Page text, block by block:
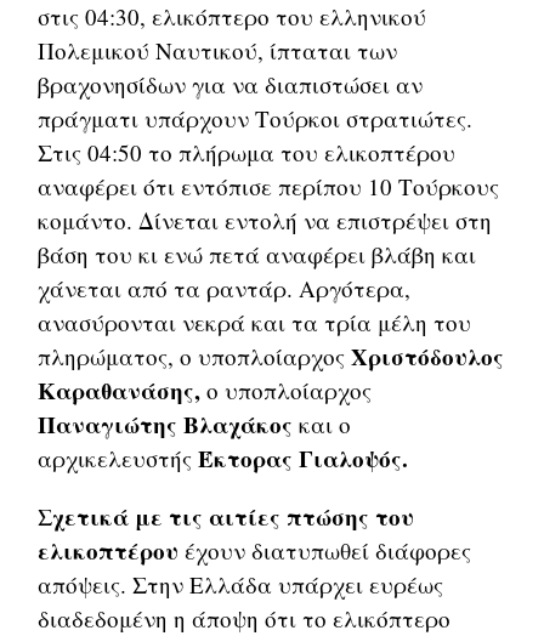
στις 04:30, ελικόπτερο του ελληνικού
Πολεμικού Ναυτικού, ίπταται των
βραχονησίδων για να διαπιστώσει αν
πράγματι υπάρχουν Τούρκοι στρατιώτες.
Στις 04:50 το πλήρωμα του ελικοπτέρου
αναφέρει ότι εντόπισε περίπου 10 Τούρκους
κομάντο. Δίνεται εντολή να επιστρέψει στη
βάση του κι ενώ πετά αναφέρει βλάβη και
χάνεται από τα ραντάρ. Αργότερα,
ανασύρονται νεκρά και τα τρία μέλη του
πληρώματος, ο υποπλοίαρχοςΧριστόδουλος
Καραθανάσης,ο υποπλοίαρχος
Παναγιώτης Βλαχάκος και ο
αρχικελευστήςΈκτορας Γιαλοψός.
Σχετικά με τις αιτίες πτώσης του
ελικοπτέρου έχουν διατυπωθεί διάφορες
απόψεις. Στην Ελλάδα υπάρχει ευρέως
διαδεδομένη η άποψη ότι το ελικόπτερο